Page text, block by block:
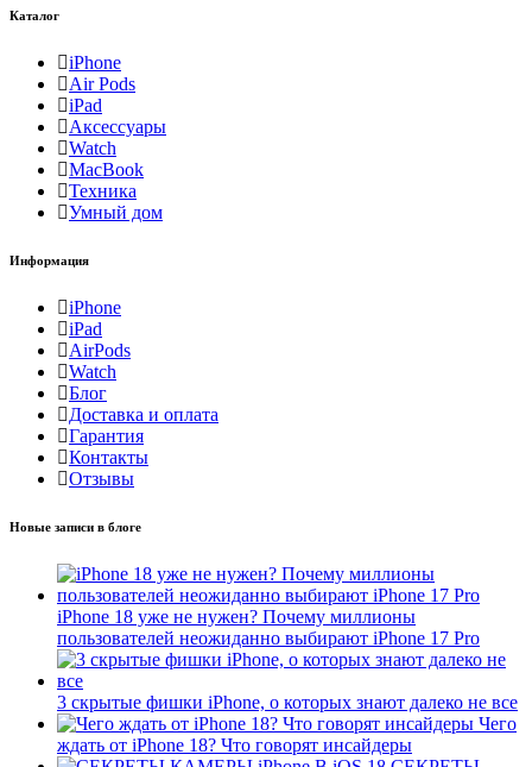
Каталог
iPhone
Air Pods
iPad
Аксессуары
Watch
MacBook
Техника
Умный дом
Информация
iPhone
iPad
AirPods
Watch
Блог
Доставка и оплата
Гарантия
Контакты
Отзывы
Новые записи в блоге
iPhone 18 уже не нужен? Почему миллионы
пользователей неожиданно выбирают iPhone 17 Pro
3 скрытые фишки iPhone, о которых знают далеко не все
Чего
ждать от iPhone 18? Что говорят инсайдеры